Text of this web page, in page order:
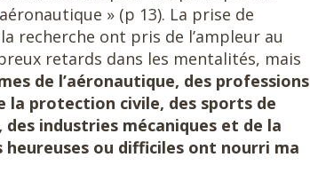
» (p 13). La prise de
recherche ont pris de l’ampleur au
retards dans les mentalités, mais
de l’aéronautique, des professions
la protection civile, des sports de
industries mécaniques et de la
ou difficiles ont nourri ma